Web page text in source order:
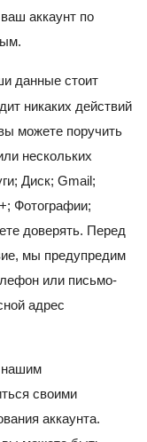
аккаунт по
данные стоит
никаких действий
можете поручить
нескольких
Диск; Gmail;
Фотографии;
доверять. Перед
мы предупредим
или письмо-
адрес
нашим
своими
аккаунта.